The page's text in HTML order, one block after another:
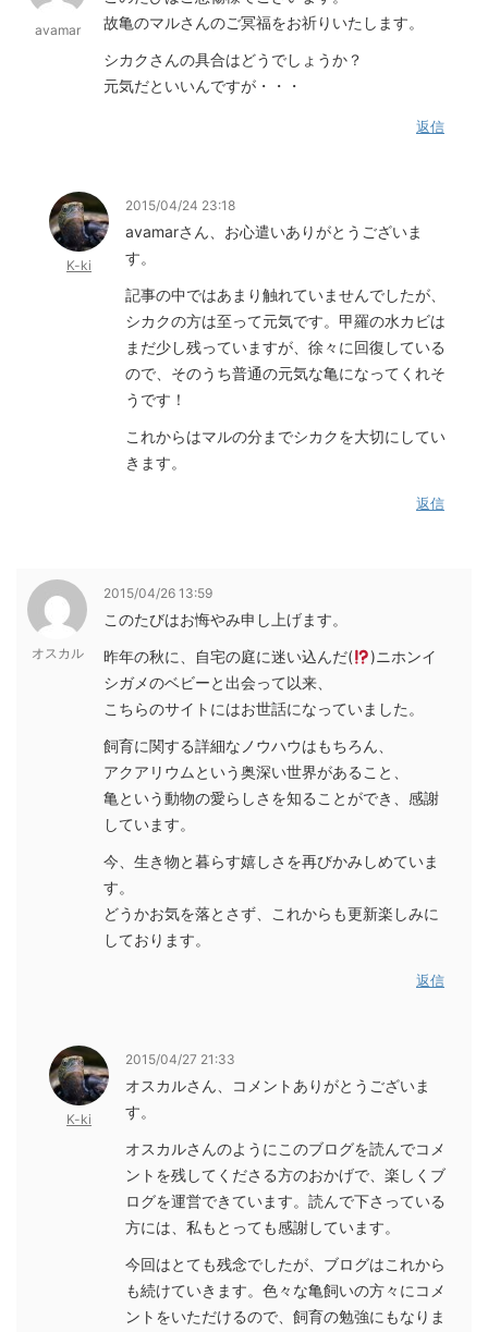
avamar
故亀のマルさんのご冥福をお祈りいたします。
シカクさんの具合はどうでしょうか？
元気だといいんですが・・・
返信
K-ki
2015/04/24 23:18
avamarさん、お心遣いありがとうございま
す。
記事の中ではあまり触れていませんでしたが、
シカクの方は至って元気です。甲羅の水カビは
まだ少し残っていますが、徐々に回復している
ので、そのうち普通の元気な亀になってくれそ
うです！
これからはマルの分までシカクを大切にしてい
きます。
返信
オスカル
2015/04/26 13:59
このたびはお悔やみ申し上げます。
昨年の秋に、自宅の庭に迷い込んだ(
)ニホンイ
シガメのベビーと出会って以来、
こちらのサイトにはお世話になっていました。
飼育に関する詳細なノウハウはもちろん、
アクアリウムという奥深い世界があること、
亀という動物の愛らしさを知ることができ、感謝
しています。
今、生き物と暮らす嬉しさを再びかみしめていま
す。
どうかお気を落とさず、これからも更新楽しみに
しております。
返信
K-ki
2015/04/27 21:33
オスカルさん、コメントありがとうございま
す。
オスカルさんのようにこのブログを読んでコメ
ントを残してくださる方のおかげで、楽しくブ
ログを運営できています。読んで下さっている
方には、私もとっても感謝しています。
今回はとても残念でしたが、ブログはこれから
も続けていきます。色々な亀飼いの方々にコメ
ントをいただけるので、飼育の勉強にもなりま